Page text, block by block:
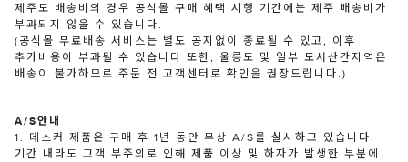
제주도 배송비의 경우 공식몰 구매 혜택 시행 기간에는 제주 배송비가
부과되지 않을 수 있습니다.
(공식몰 무료배송 서비스는 별도 공지없이 종료될 수 있고, 이후
추가비용이 부과될 수 있습니다 또한, 울릉도 및 일부 도서산간지역은
배송이 불가하므로 주문 전 고객센터로 확인을 권장드립니다.)
A/S안내
1. 데스커 제품은 구매 후 1년 동안 무상 A/S를 실시하고 있습니다.
기간 내라도 고객 부주의로 인해 제품 이상 및 하자가 발생한 부분에